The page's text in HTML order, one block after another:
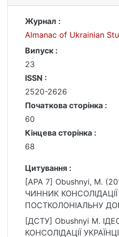
Журнал :
Almanac of Ukrainian
Випуск :
23
ISSN :
2520-2626
Початкова сторінка :
60
Кінцева сторінка :
68
Цитування :
[APA 7] Obushnyi, M.
ЧИННИК КОНСОЛІДАЦІЇ
ПОСТКОЛОНІАЛЬНУ
Ukrainian Studies, (23),
https://doi.org/10.17721/
[ДСТУ] Obushnyi M.
КОНСОЛІДАЦІЇ